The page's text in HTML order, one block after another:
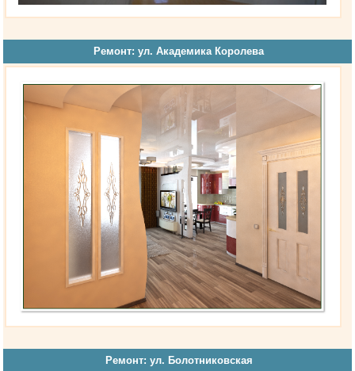
Ремонт: ул. Академика Королева
Ремонт: ул. Болотниковская